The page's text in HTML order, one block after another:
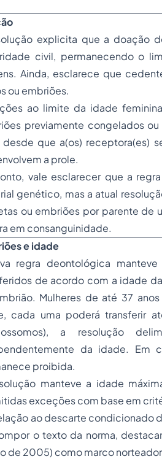
explicita que a doação
civil, permanecendo o
Ainda, esclarece que
ou embriões.
ao limite da idade
previamente congelados
desde que a(os) receptora(es)
a prole.
vale esclarecer que a
genético, mas a atual
ou embriões por parente de
em consanguinidade.
e idade
regra deontológica
de acordo com a idade
Mulheres de até 37
cada uma poderá transferir
a resolução
da idade. Em
proibida.
manteve a idade
exceções com base em
ao descarte condicionado
o texto da norma,
de 2005) como marco